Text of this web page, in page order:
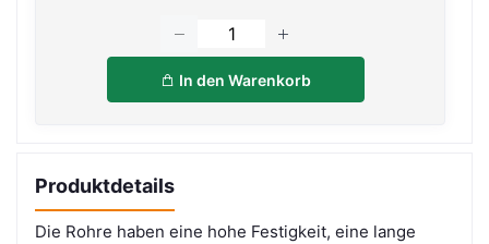
In den Warenkorb
Produktdetails
Die Rohre haben eine hohe Festigkeit, eine lange